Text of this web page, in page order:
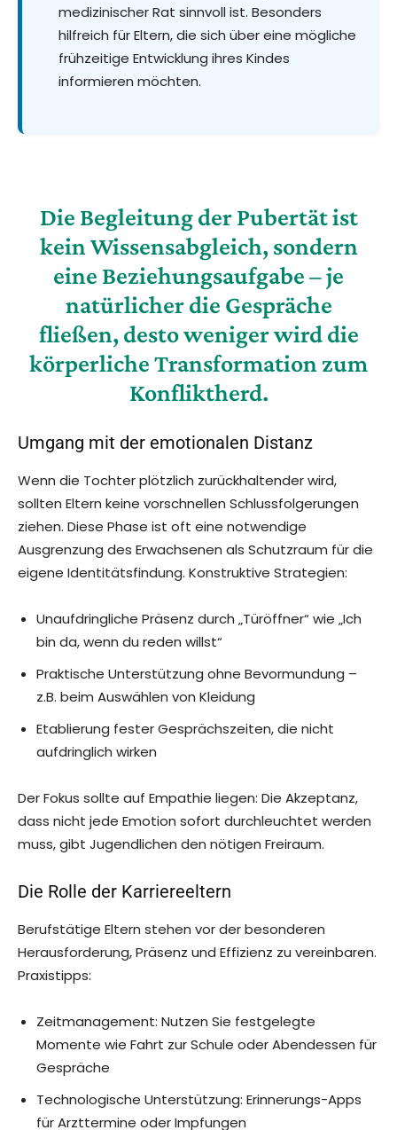
medizinischer Rat sinnvoll ist. Besonders
hilfreich für Eltern, die sich über eine mögliche
frühzeitige Entwicklung ihres Kindes
informieren möchten.
Die Begleitung der Pubertät ist
kein Wissensabgleich, sondern
eine Beziehungsaufgabe – je
natürlicher die Gespräche
fließen, desto weniger wird die
körperliche Transformation zum
Konfliktherd.
Umgang mit der emotionalen Distanz
Wenn die Tochter plötzlich zurückhaltender wird,
sollten Eltern keine vorschnellen Schlussfolgerungen
ziehen. Diese Phase ist oft eine notwendige
Ausgrenzung des Erwachsenen als Schutzraum für die
eigene Identitätsfindung. Konstruktive Strategien:
Unaufdringliche Präsenz durch „Türöffner“ wie „Ich
bin da, wenn du reden willst“
Praktische Unterstützung ohne Bevormundung –
z.B. beim Auswählen von Kleidung
Etablierung fester Gesprächszeiten, die nicht
aufdringlich wirken
Der Fokus sollte auf Empathie liegen: Die Akzeptanz,
dass nicht jede Emotion sofort durchleuchtet werden
muss, gibt Jugendlichen den nötigen Freiraum.
Die Rolle der Karriereeltern
Berufstätige Eltern stehen vor der besonderen
Herausforderung, Präsenz und Effizienz zu vereinbaren.
Praxistipps:
Zeitmanagement: Nutzen Sie festgelegte
Momente wie Fahrt zur Schule oder Abendessen für
Gespräche
Technologische Unterstützung: Erinnerungs-Apps
für Arzttermine oder Impfungen